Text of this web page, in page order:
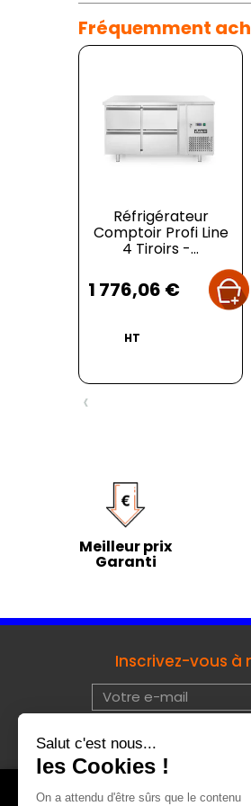
Fréquemment
Réfrigérateur
Comptoir Profi Line
4 Tiroirs -...
1 776,06 €
HT
‹
Meilleur prix
Garanti
Inscrivez-vous à
J'accepte les conditions
caractères privées :